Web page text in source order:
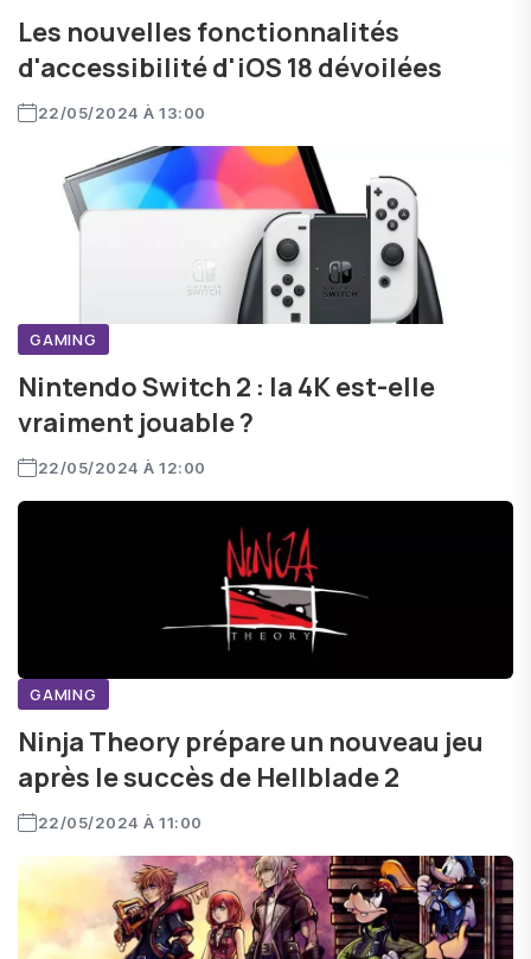
Les nouvelles fonctionnalités
d'accessibilité d'iOS 18 dévoilées
22/05/2024 À 13:00
GAMING
Nintendo Switch 2 : la 4K est-elle
vraiment jouable ?
22/05/2024 À 12:00
GAMING
Ninja Theory prépare un nouveau jeu
après le succès de Hellblade 2
22/05/2024 À 11:00